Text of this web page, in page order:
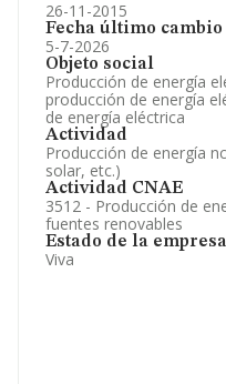
26-11-2015
Fecha último cambio
5-7-2026
Objeto social
Producción de energía
producción de energía
de energía eléctrica
Actividad
Producción de energía
solar, etc.)
Actividad CNAE
3512 - Producción de
fuentes renovables
Estado de la empresa
Viva